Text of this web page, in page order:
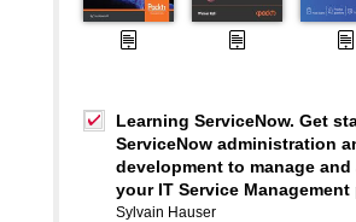
Learning ServiceNow. Get
ServiceNow administration
development to manage and
your IT Service
Sylvain Hauser